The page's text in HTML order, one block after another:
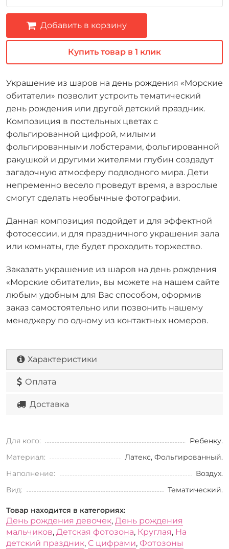
Добавить в корзину
Купить товар в 1 клик
Украшение из шаров на день рождения «Морские
обитатели» позволит устроить тематический
день рождения или другой детский праздник.
Композиция в постельных цветах с
фольгированной цифрой, милыми
фольгированными лобстерами, фольгированной
ракушкой и другими жителями глубин создадут
загадочную атмосферу подводного мира. Дети
непременно весело проведут время, а взрослые
смогут сделать необычные фотографии.
Данная композиция подойдет и для эффектной
фотосессии, и для праздничного украшения зала
или комнаты, где будет проходить торжество.
Заказать украшение из шаров на день рождения
«Морские обитатели», вы можете на нашем сайте
любым удобным для Вас способом, оформив
заказ самостоятельно или позвонить нашему
менеджеру по одному из контактных номеров.
Характеристики
Оплата
Доставка
Для кого:
Ребенку.
Материал:
Латекс, Фольгированный.
Наполнение:
Воздух.
Вид:
Тематический.
Товар находится в категориях:
День рождения девочек, День рождения
мальчиков, Детская фотозона, Круглая, На
детский праздник, С цифрами, Фотозоны